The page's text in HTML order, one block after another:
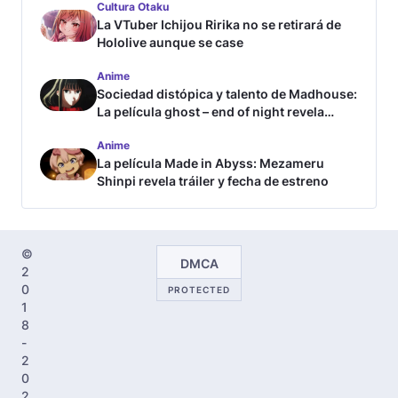
Cultura Otaku
La VTuber Ichijou Ririka no se retirará de
Hololive aunque se case
Anime
Sociedad distópica y talento de Madhouse:
La película ghost – end of night revela
Anime
La película Made in Abyss: Mezameru
Shinpi revela tráiler y fecha de estreno
©
2
0
1
8
-
2
0
DMCA
PROTECTED